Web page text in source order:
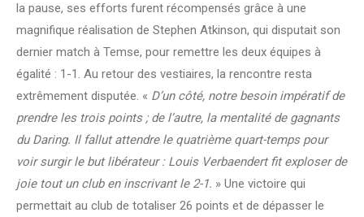
la pause, ses efforts furent récompensés grâce à une
magnifique réalisation de Stephen Atkinson, qui disputait son
dernier match à Temse, pour remettre les deux équipes à
égalité : 1-1. Au retour des vestiaires, la rencontre resta
extrêmement disputée. « D’un côté, notre besoin impératif de
prendre les trois points ; de l’autre, la mentalité de gagnants
du Daring. Il fallut attendre le quatrième quart-temps pour
voir surgir le but libérateur : Louis Verbaendert fit exploser de
joie tout un club en inscrivant le 2-1. » Une victoire qui
permettait au club de totaliser 26 points et de dépasser le